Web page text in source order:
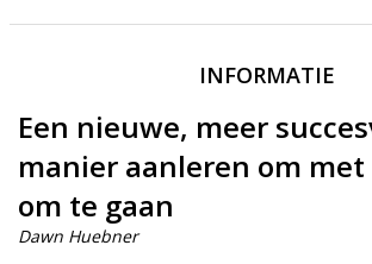
INFORMATIE
Een nieuwe, meer
manier aanleren om met
om te gaan
Dawn Huebner